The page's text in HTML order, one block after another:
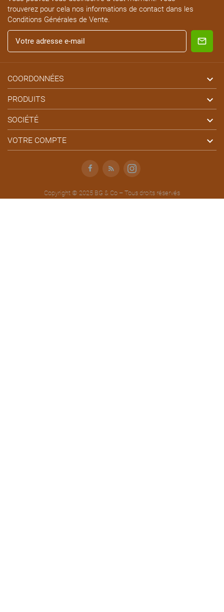
trouverez pour cela nos informations de contact dans les
Conditions Générales de Vente.
COORDONNÉES 
PRODUITS 
SOCIÉTÉ 
VOTRE COMPTE 
Facebook
Rss Instagram
Copyright © 2025 BG & Co – Tous droits réservés